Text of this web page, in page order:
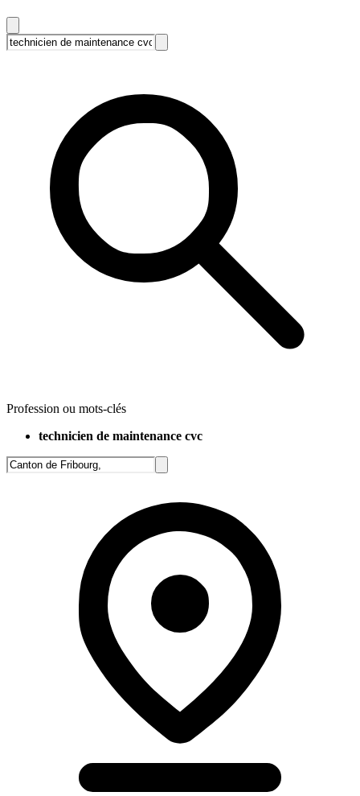
Profession ou mots-clés
technicien de maintenance cvc